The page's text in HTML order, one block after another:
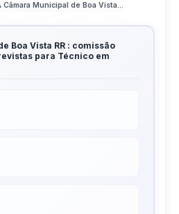
Municipal de Boa Vista...
Boa Vista RR : comissão
para Técnico em